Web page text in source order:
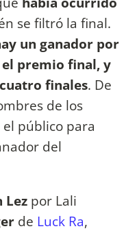
se filtró la final.
un ganador por
premio final, y
finales. De
de los
el público para
del
Lez por Lali
de Luck Ra,